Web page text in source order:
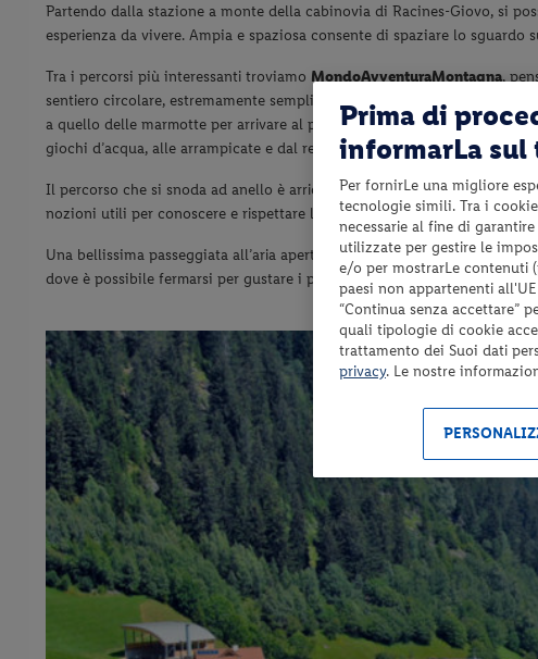
Partendo dalla stazione a monte della cabinovia di Racines-Giovo, si
esperienza da vivere. Ampia e spaziosa consente di spaziare lo
Tra i percorsi più interessanti troviamo MondoAvventuraMontagna,
sentiero circolare, estremamente semplice da percorrere e per questo
a quello delle marmotte per arrivare al pinguino gigante, alla torre di
giochi d’acqua, alle arrampicate e dal relax offerto dai bellissimi
Il percorso che si snoda ad anello è arricchito da pannelli informativi
nozioni utili per conoscere e rispettare la natura, oltre che divertire.
Una bellissima passeggiata all’aria aperta, che richiede circa 45
dove è possibile fermarsi per gustare i piatti tipici della zona. Una
Prima di
informarLa
Per fornirLe una migliore
tecnologie simili. Tra i
necessarie al fine di
utilizzate per gestire le
e/o per mostrarLe contenuti
paesi non appartenenti
“Continua senza accettare”
quali tipologie di cookie
trattamento dei Suoi dati
privacy. Le nostre